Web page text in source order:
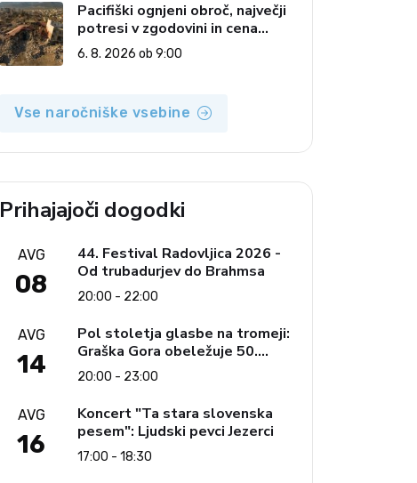
Pacifiški ognjeni obroč, največji
potresi v zgodovini in cena
pozabe
6. 8. 2026 ob 9:00
Vse naročniške vsebine
Prihajajoči dogodki
AVG
08
44. Festival Radovljica 2026 -
Od trubadurjev do Brahmsa
20:00 - 22:00
AVG
14
Pol stoletja glasbe na tromeji:
Graška Gora obeležuje 50.
jubilejni festival narodno-
zabavne glasbe
20:00 - 23:00
AVG
16
Koncert "Ta stara slovenska
pesem": Ljudski pevci Jezerci
17:00 - 18:30